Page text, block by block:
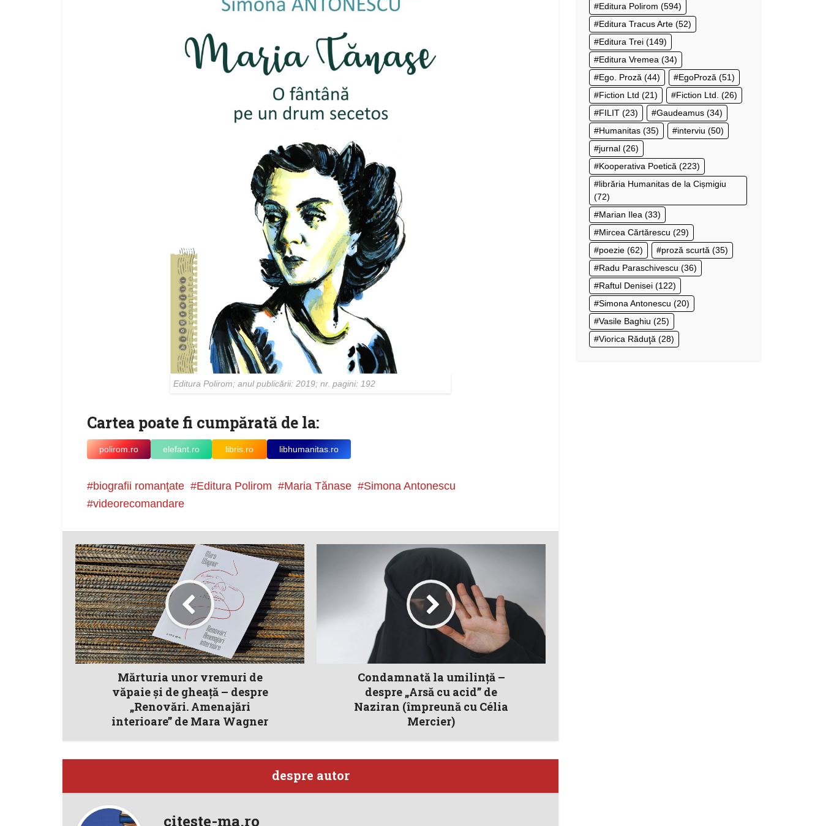
Editura Polirom; anul publicării: 2019; nr. pagini: 192
Cartea poate fi cumpărată de la:
polirom.ro elefant.ro libris.ro libhumanitas.ro
biografii romanţate Editura Polirom Maria Tănase
Simona Antonescu
videorecomandare
Mărturia unor vremuri de
văpaie şi de gheaţă – despre
„Renovări. Amenajări
interioare” de Mara Wagner
Condamnată la umilinţă –
despre „Arsă cu acid” de
Naziran (împreună cu Célia
Mercier)
despre autor
citeste-ma.ro
Editura Polirom (594)
Editura Tracus Arte (52)
Editura Trei (149)
Editura Vremea (34)
Ego. Proză (44) EgoProză (51)
Fiction Ltd (21) Fiction Ltd. (26)
FILIT (23) Gaudeamus (34)
Humanitas (35) interviu (50)
jurnal (26)
Kooperativa Poetică (223)
librăria Humanitas de la Cișmigiu
(72)
Marian Ilea (33)
Mircea Cărtărescu (29)
poezie (62) proză scurtă (35)
Radu Paraschivescu (36)
Raftul Denisei (122)
Simona Antonescu (20)
Vasile Baghiu (25)
Viorica Răduţă (28)